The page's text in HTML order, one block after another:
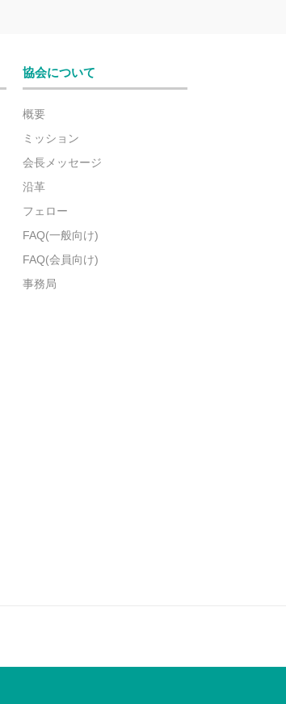
協会について
概要
ミッション
会長メッセージ
沿革
フェロー
FAQ(一般向け)
FAQ(会員向け)
事務局